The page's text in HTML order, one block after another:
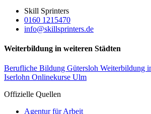
Skill Sprinters
0160 1215470
info@skillsprinters.de
Weiterbildung in weiteren Städten
Berufliche Bildung Gütersloh Weiterbildung
Iserlohn Onlinekurse Ulm
Offizielle Quellen
Agentur für Arbeit